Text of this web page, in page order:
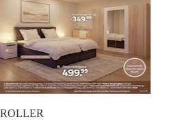
ROLLER